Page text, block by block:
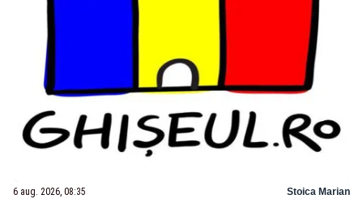
6 aug. 2026, 08:35 Stoica Marian